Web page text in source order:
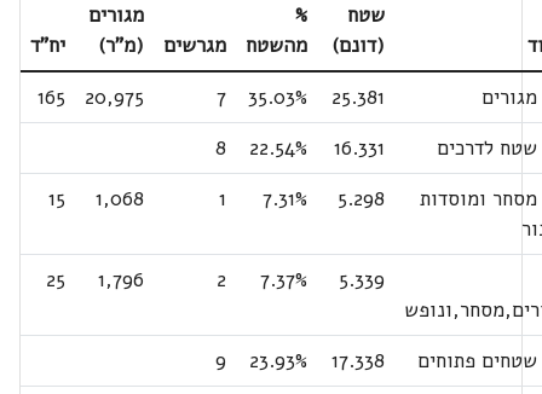
שטח
(דונם)
%
מהשטח
מגרשים
מגורים
(מ"ר)
יח"ד
25.381
35.03%
7
20,975
165
לדרכים
16.331
22.54%
8
ומוסדות
5.298
7.31%
1
1,068
15
5.339
7.37%
2
1,796
25
פתוחים 17.338
23.93%
9